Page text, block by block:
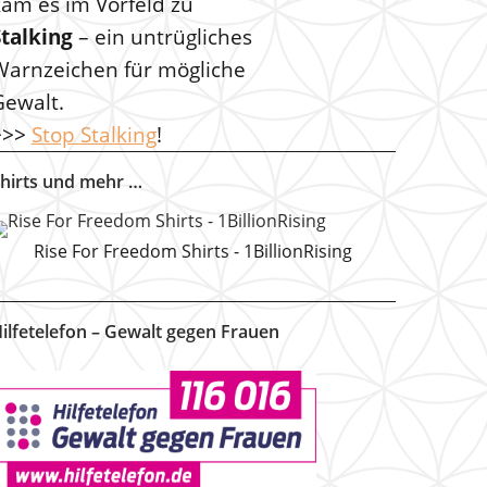
– ein untrügliches
für mögliche
Stop Stalking!
und mehr …
Rise For Freedom Shirts - 1BillionRising
– Gewalt gegen Frauen